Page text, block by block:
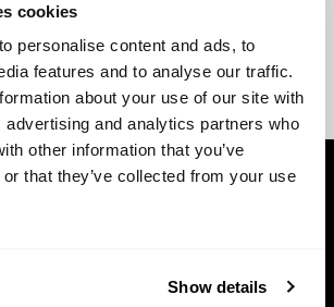
cookies
personalise content and ads, to
features and to analyse our traffic.
about your use of our site with
advertising and analytics partners who
other information that you’ve
that they’ve collected from your use
Show details